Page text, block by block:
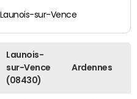
Launois-sur-Vence
Launois-
sur-Vence
(08430)
Ardennes